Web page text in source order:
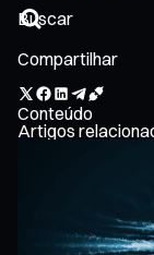
Compartilhar
Conteúdo
Artigos